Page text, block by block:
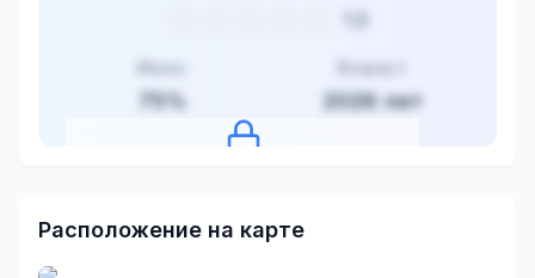
75 %
Возраст
2026 лет
Расположение на карте